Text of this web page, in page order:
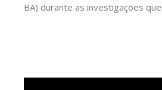
BA) durante as investigações